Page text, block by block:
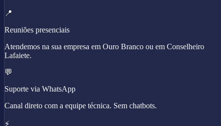
📍
Reuniões presenciais
Atendemos na sua empresa em Ouro Branco ou em Conselheiro
Lafaiete.
💬
Suporte via WhatsApp
Canal direto com a equipe técnica. Sem chatbots.
⚡